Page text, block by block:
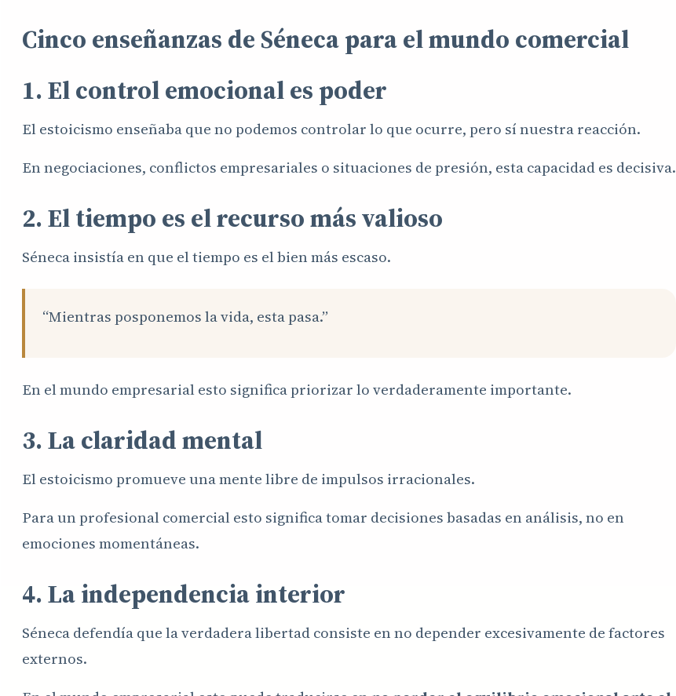
Cinco enseñanzas de Séneca para el mundo comercial
1. El control emocional es poder
El estoicismo enseñaba que no podemos controlar lo que ocurre, pero sí nuestra reacción.
En negociaciones, conflictos empresariales o situaciones de presión, esta capacidad es decisiva.
2. El tiempo es el recurso más valioso
Séneca insistía en que el tiempo es el bien más escaso.
“Mientras posponemos la vida, esta pasa.”
En el mundo empresarial esto significa priorizar lo verdaderamente importante.
3. La claridad mental
El estoicismo promueve una mente libre de impulsos irracionales.
Para un profesional comercial esto significa tomar decisiones basadas en análisis, no en
emociones momentáneas.
4. La independencia interior
Séneca defendía que la verdadera libertad consiste en no depender excesivamente de factores
externos.